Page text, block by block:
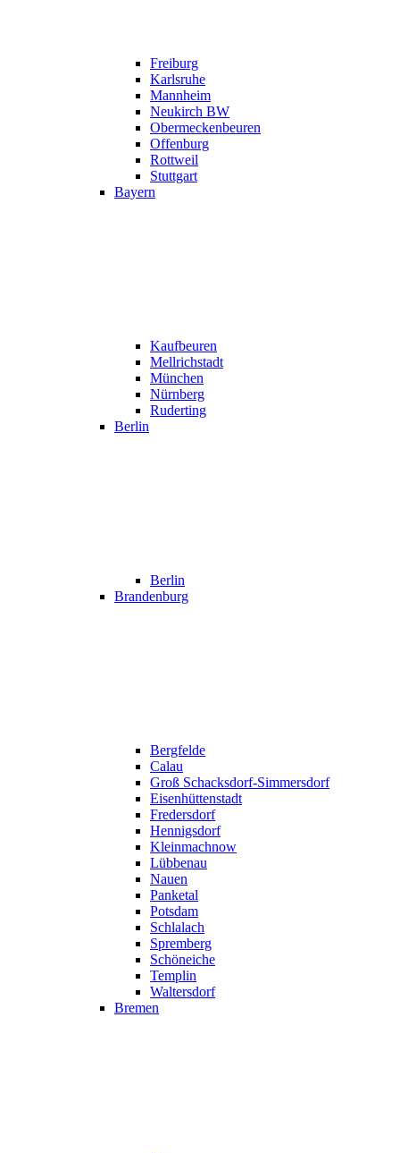
Freiburg
Karlsruhe
Mannheim
Neukirch BW
Obermeckenbeuren
Offenburg
Rottweil
Stuttgart
Bayern
Kaufbeuren
Mellrichstadt
München
Nürnberg
Ruderting
Berlin
Berlin
Brandenburg
Bergfelde
Calau
Groß Schacksdorf-Simmersdorf
Eisenhüttenstadt
Fredersdorf
Hennigsdorf
Kleinmachnow
Lübbenau
Nauen
Panketal
Potsdam
Schlalach
Spremberg
Schöneiche
Templin
Waltersdorf
Bremen